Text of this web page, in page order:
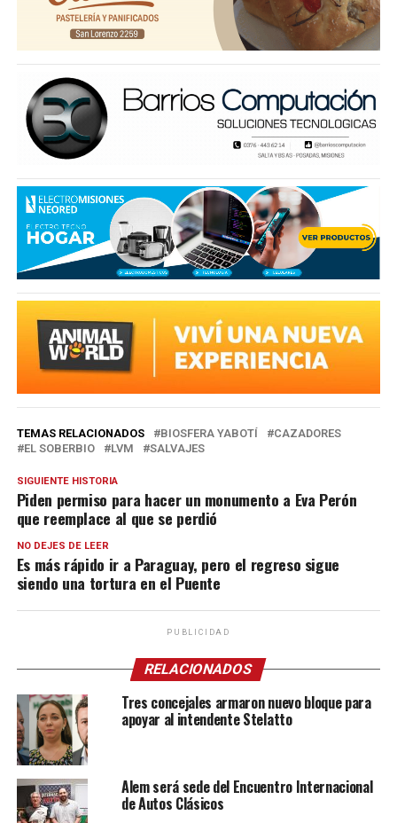
TEMAS RELACIONADOS BIOSFERA YABOTÍ
CAZADORES
EL SOBERBIO
LVM SALVAJES
SIGUIENTE HISTORIA
Piden permiso para hacer un monumento a Eva Perón
que reemplace al que se perdió
NO DEJES DE LEER
Es más rápido ir a Paraguay, pero el regreso sigue
siendo una tortura en el Puente
PUBLICIDAD
RELACIONADOS
Tres concejales armaron nuevo bloque para
apoyar al intendente Stelatto
Alem será sede del Encuentro Internacional
de Autos Clásicos